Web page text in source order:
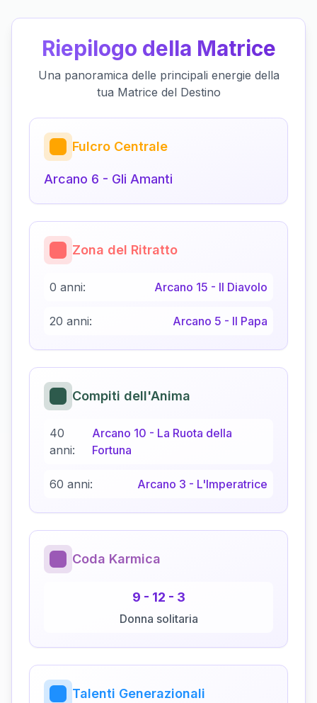
Riepilogo della Matrice
Una panoramica delle principali energie della
tua Matrice del Destino
Fulcro Centrale
Arcano 6 - Gli Amanti
Zona del Ritratto
0 anni: Arcano 15 - Il Diavolo
20 anni: Arcano 5 - Il Papa
Compiti dell'Anima
40
anni:
Arcano 10 - La Ruota della
Fortuna
60 anni: Arcano 3 - L'Imperatrice
Coda Karmica
9 - 12 - 3
Donna solitaria
Talenti Generazionali